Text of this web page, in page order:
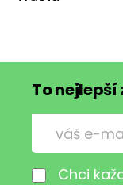
To
Chci